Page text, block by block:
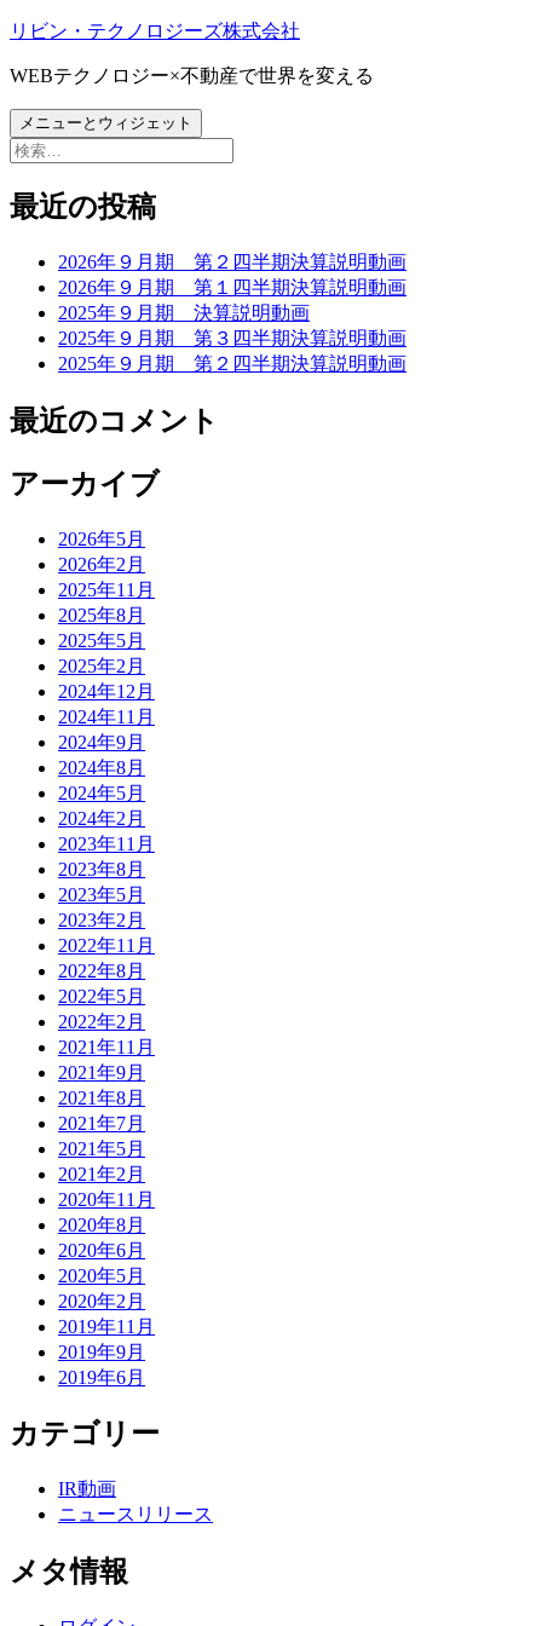
コ
テ
ン
ツ
へ
キ
リビン・テクノロジーズ株式会社
WEBテクノロジー×不動産で世界を変える
メニューとウィジェット
検
最近の投稿
2026年９月期 第２四半期決算説明動画
2026年９月期 第１四半期決算説明動画
2025年９月期 決算説明動画
2025年９月期 第３四半期決算説明動画
2025年９月期 第２四半期決算説明動画
最近のコメント
アーカイブ
2026年5月
2026年2月
2025年11月
2025年8月
2025年5月
2025年2月
2024年12月
2024年11月
2024年9月
2024年8月
2024年5月
2024年2月
2023年11月
2023年8月
2023年5月
2023年2月
2022年11月
2022年8月
2022年5月
2022年2月
2021年11月
2021年9月
2021年8月
2021年7月
2021年5月
2021年2月
2020年11月
2020年8月
2020年6月
2020年5月
2020年2月
2019年11月
2019年9月
2019年6月
カテゴリー
IR動画
ニュースリリース
メタ情報